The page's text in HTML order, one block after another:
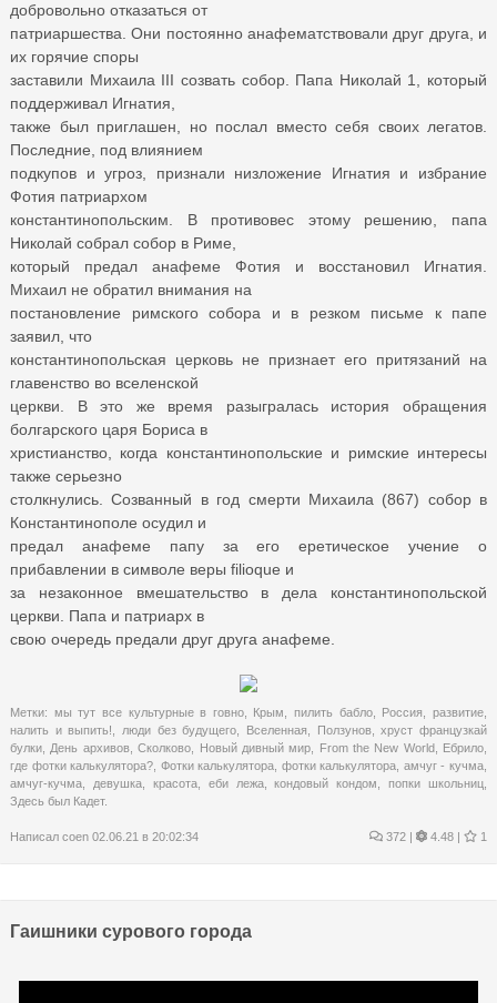
добровольно отказаться от
патриаршества. Они постоянно анафематствовали друг друга, и
их горячие споры
заставили Михаила III созвать собор. Папа Николай 1, который
поддерживал Игнатия,
также был приглашен, но послал вместо себя своих легатов.
Последние, под влиянием
подкупов и угроз, признали низложение Игнатия и избрание
Фотия патриархом
константинопольским. В противовес этому решению, папа
Николай собрал собор в Риме,
который предал анафеме Фотия и восстановил Игнатия.
Михаил не обратил внимания на
постановление римского собора и в резком письме к папе
заявил, что
константинопольская церковь не признает его притязаний на
главенство во вселенской
церкви. В это же время разыгралась история обращения
болгарского царя Бориса в
христианство, когда константинопольские и римские интересы
также серьезно
столкнулись. Созванный в год смерти Михаила (867) собор в
Константинополе осудил и
предал анафеме папу за его еретическое учение о
прибавлении в символе веры filioque и
за незаконное вмешательство в дела константинопольской
церкви. Папа и патриарх в
свою очередь предали друг друга анафеме.
Метки: мы тут все культурные в говно, Крым ,пилить бабло, Россия ,развитие
налить и выпить!
люди без будущего Вселенная Ползунов,хруст французкай
булки
День архивов,Сколково Новый дивный мир From the New World, Ебрило
где фотки калькулятора? Фотки калькулятора фотки калькулятора амчуг - кучма
амчуг-кучма
девушка, красота, еби лежа,кондовый кондом ,попки школьниц
Здесь был Кадет.
Написал coen 02.06.21 в 20:02:34 372 | 4.48 | 1
Гаишники сурового города